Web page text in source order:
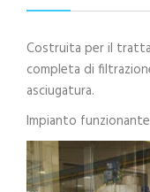
Costruita per il
completa di
asciugatura.
Impianto funzionante